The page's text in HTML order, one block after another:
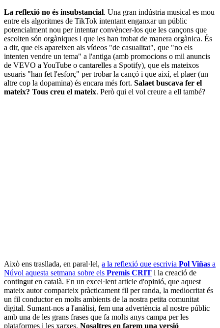
La reflexió no és insubstancial. Una gran indústria musical es mou
entre els algoritmes de TikTok intentant enganxar un públic
potencialment nou per intentar convèncer-los que les cançons que
escolten són orgàniques i que les han trobat de manera orgànica. És
a dir, que els apareixen als vídeos "de casualitat", que "no els
intenten vendre un tema" a l'antiga (amb promocions o mil anuncis
de VEVO a YouTube o cantarelles a Spotify), que els mateixos
usuaris "han fet l'esforç" per trobar la cançó i que així, el plaer (un
altre cop la dopamina) és encara més fort. Salaet buscava fer el
mateix? Tous creu el mateix. Però qui el vol creure a ell també?
Això ens trasllada, en paral·lel, a la reflexió que escrivia Pol Viñas a
Núvol aquesta setmana sobre els Premis CRIT i la creació de
contingut en català. En un excel·lent article d'opinió, que aquest
mateix autor comparteix pràcticament fil per randa, la mediocritat és
un fil conductor en molts ambients de la nostra petita comunitat
digital. Sumant-nos a l'anàlisi, fem una advertència al nostre públic
amb una de les grans frases que fa molts anys campa per les
plataformes i les xarxes. Nosaltres en farem una versió